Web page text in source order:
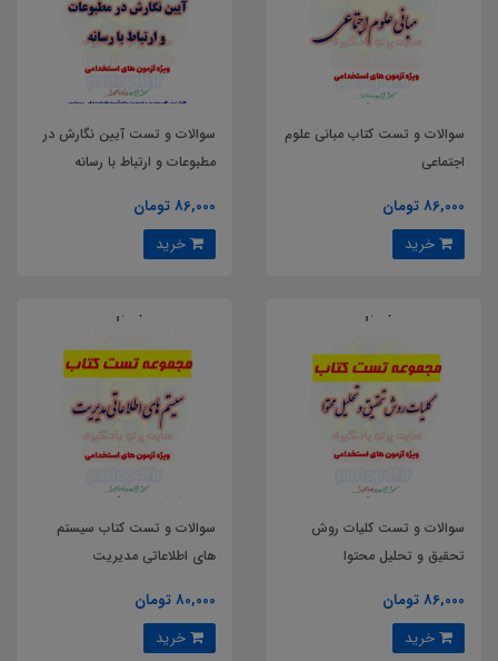
سوالات و تست کتاب مبانی علوم
اجتماعی
86,000 تومان
سوالات و تست آیین نگارش در
مطبوعات و ارتباط با رسانه
86,000 تومان
سوالات و تست کلیات روش
تحقیق و تحلیل محتوا
86,000 تومان
سوالات و تست کتاب سیستم
های اطلاعاتی مدیریت
80,000 تومان